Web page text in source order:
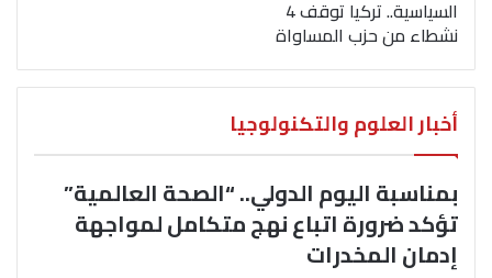
السياسية.. تركيا توقف 4
نشطاء من حزب المساواة
أخبار العلوم والتكنولوجيا
بمناسبة اليوم الدولي.. “الصحة العالمية”
تؤكد ضرورة اتباع نهج متكامل لمواجهة
إدمان المخدرات